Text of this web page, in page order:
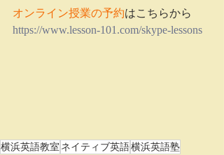
オンライン授業の予約はこちらから
https://www.lesson-101.com/skype-lessons
横浜英語教室 ネイティブ英語横浜英語塾